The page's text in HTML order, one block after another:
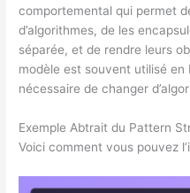
comportemental qui permet
d’algorithmes, de les
séparée, et de rendre leurs
modèle est souvent utilisé en
nécessaire de changer
Exemple Abtrait du Pattern
Voici comment vous pouvez